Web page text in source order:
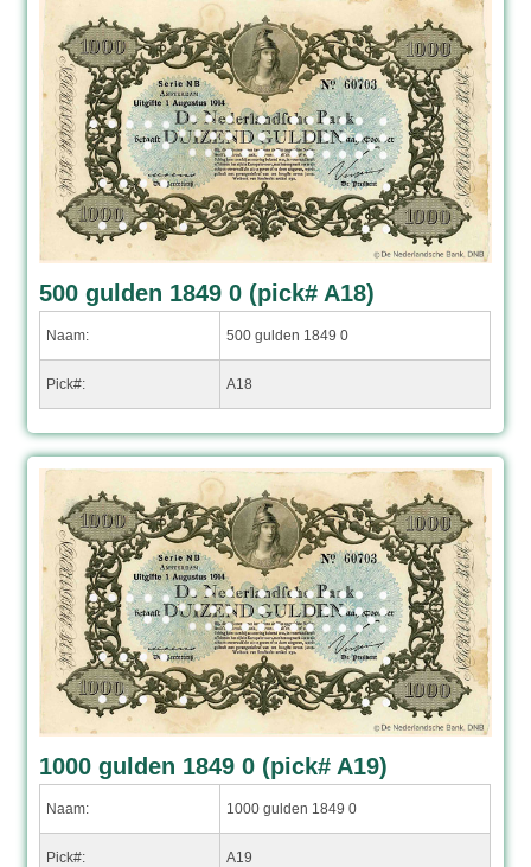
500 gulden 1849 0 (pick# A18)
Naam: 500 gulden 1849 0
Pick#: A18
1000 gulden 1849 0 (pick# A19)
Naam: 1000 gulden 1849 0
Pick#: A19